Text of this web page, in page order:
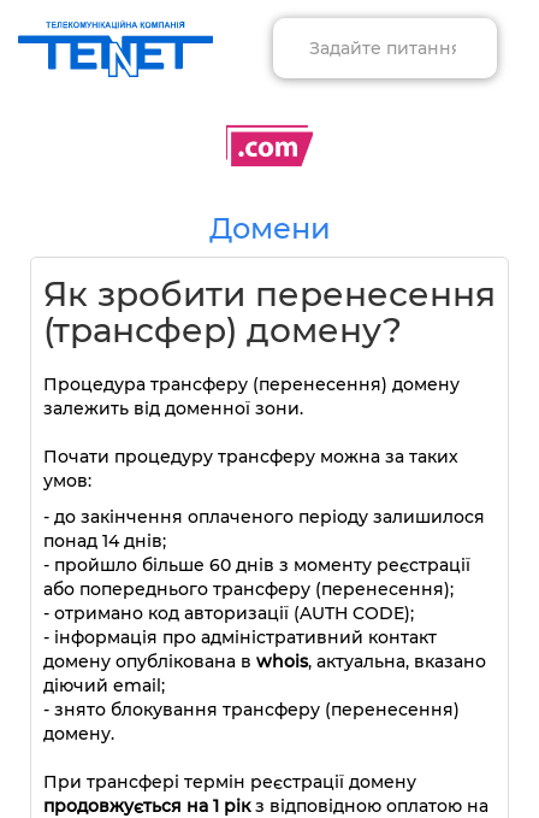
Домени
Як зробити перенесення
(трансфер) домену?
Процедура трансферу (перенесення) домену
залежить від доменної зони.
Почати процедуру трансферу можна за таких
умов:
- до закінчення оплаченого періоду залишилося
понад 14 днів;
- пройшло більше 60 днів з моменту реєстрації
або попереднього трансферу (перенесення);
- отримано код авторизації (AUTH CODE);
- інформація про адміністративний контакт
домену опублікована в whois, актуальна, вказано
діючий email;
- знято блокування трансферу (перенесення)
домену.
При трансфері термін реєстрації домену
продовжується на 1 рікз відповідною оплатою на